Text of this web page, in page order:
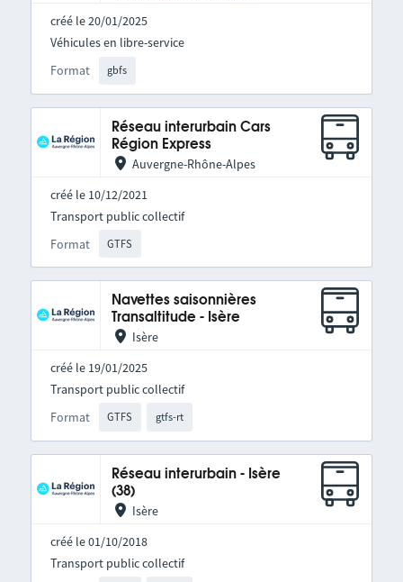
créé le 20/01/2025
Format gbfs
Véhicules en libre-service
Réseau interurbain Cars
Région Express
Auvergne-Rhône-Alpes
créé le 10/12/2021
Format GTFS
Transport public collectif
Navettes saisonnières
Transaltitude - Isère
Isère
créé le 19/01/2025
Format GTFS gtfs-rt
Transport public collectif
Réseau interurbain - Isère
(38)
Isère
créé le 01/10/2018
Transport public collectif